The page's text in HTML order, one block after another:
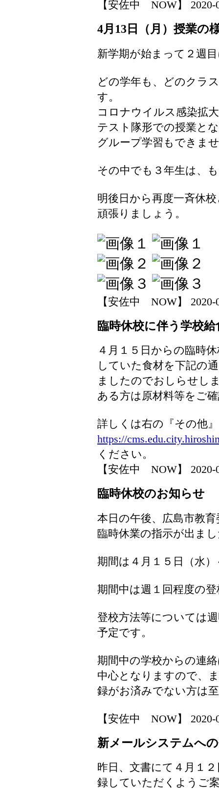
【安佐中 NOW】 2020-
4月13日（月）授業の
新学期が始まって２週
どの学年も、どのクラ
す。
コロナウイルス感染拡
テスト隊形での授業と
グループ学習もできま
その中でも３年生は、
明後日から再度一斉休
頑張りましょう。
【安佐中 NOW】 2020-
臨時休校に伴う学校
４月１５日からの臨時
していた食材を下記の
ましたのでおしらせし
ある方は原材料等をご
詳しくは右の『その他
https://
ください。
【安佐中 NOW】 2020-
臨時休校のお知らせ
本日の午後、広島市教
臨時休業の指示が出ま
期間は４月１５日（水
期間中は週１回程度の
登校方法等については
予定です。
期間中の学校からの連
中心となりますので、
録がお済みでない方は
【安佐中 NOW】 2020-
新メールシステムへ
昨日、文書にて４月１
録していただくようご